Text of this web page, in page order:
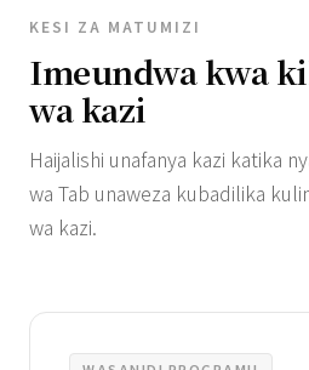
KESI ZA MATUMIZI
Imeundwa kwa
wa kazi
Haijalishi unafanya kazi katika
wa Tab unaweza kubadilika
wa kazi.